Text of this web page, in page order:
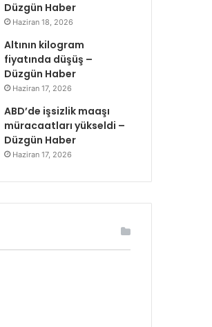
Düzgün Haber
Haziran 18, 2026
Altının kilogram
fiyatında düşüş –
Düzgün Haber
Haziran 17, 2026
ABD’de işsizlik maaşı
müracaatları yükseldi –
Düzgün Haber
Haziran 17, 2026